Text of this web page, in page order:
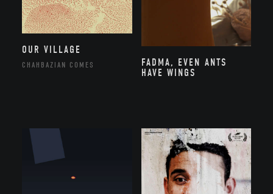
OUR VILLAGE
CHAHBAZIAN COMES
FADMA, EVEN ANTS
HAVE WINGS